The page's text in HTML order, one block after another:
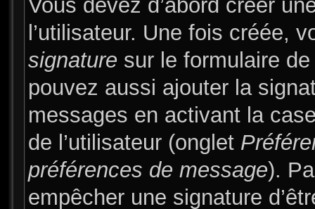
Vous devez d’abord créer
l’utilisateur. Une fois créée,
signature sur le formulaire
pouvez aussi ajouter la
messages en activant la
de l’utilisateur (onglet
préférences de message).
empêcher une signature